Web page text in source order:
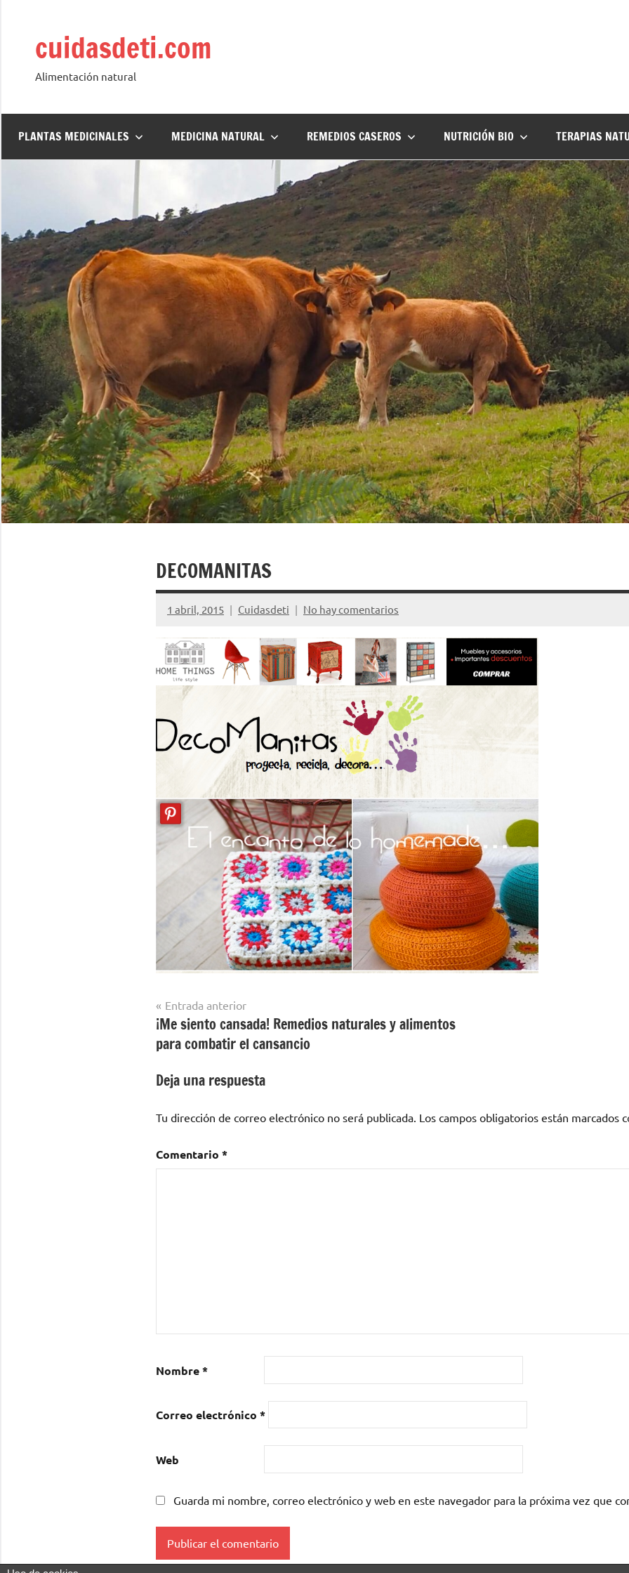
contenidocuidasdeti.com
Alimentación natural
PLANTAS MEDICINALES MEDICINA NATURAL REMEDIOS CASEROS NUTRICIÓN BIO TERAPIAS
DECOMANITAS
1 abril, 2015 Cuidasdeti No hay comentarios
Navegación
de
entradas
Entrada anterior
¡Me siento cansada! Remedios naturales y alimentos
para combatir el cansancio
Deja una respuesta
Tu dirección de correo electrónico no será publicada. Los campos obligatorios están marcados
Comentario *
Nombre*
Correo electrónico *
Web
Guarda mi nombre, correo electrónico y web en este navegador para la próxima vez que